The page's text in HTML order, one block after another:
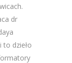
dr
to dzieło